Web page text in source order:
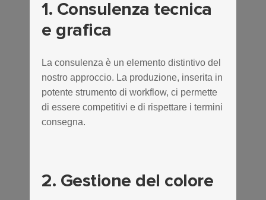
1. Consulenza tecnica
e grafica
La consulenza è un elemento distintivo del
nostro approccio. La produzione, inserita in
potente strumento di workflow, ci permette
di essere competitivi e di rispettare i termini
consegna.
2. Gestione del colore